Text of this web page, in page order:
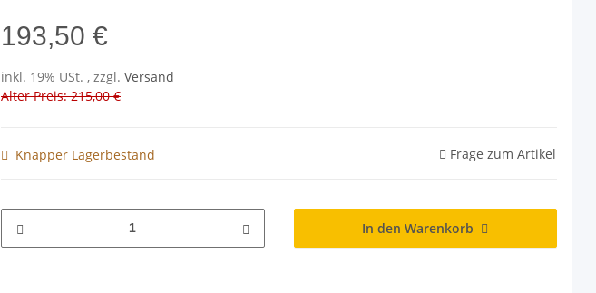
193,50 €
inkl. 19% USt. , zzgl. Versand
Alter Preis: 215,00 €
Knapper Lagerbestand Frage zum Artikel
In den Warenkorb